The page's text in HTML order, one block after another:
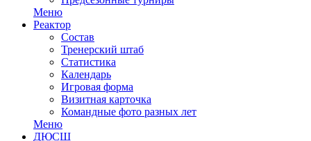
Меню
Реактор
Состав
Тренерский штаб
Статистика
Календарь
Игровая форма
Визитная карточка
Командные фото разных лет
Меню
ДЮСШ